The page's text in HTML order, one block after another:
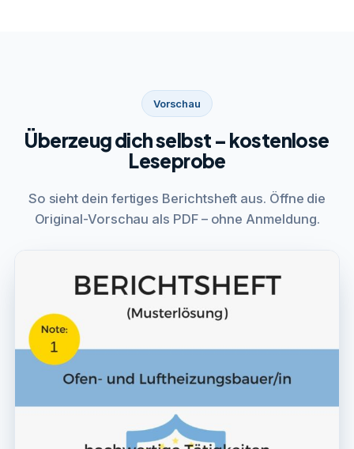
Vorschau
Überzeug dich selbst – kostenlose
Leseprobe
So sieht dein fertiges Berichtsheft aus. Öffne die
Original-Vorschau als PDF – ohne Anmeldung.